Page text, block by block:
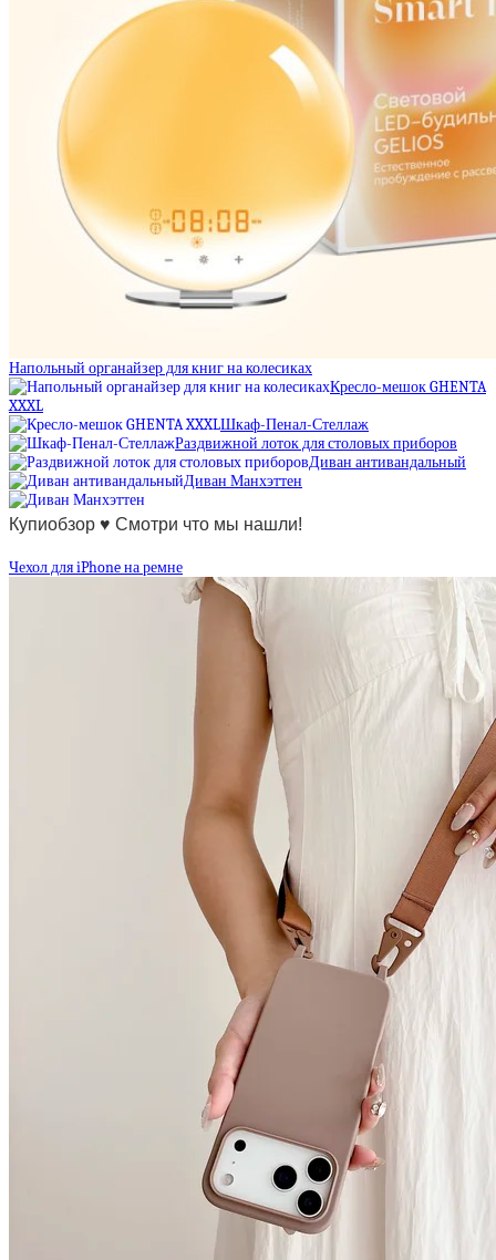
Напольный органайзер для книг на колесиках
Кресло-мешок GHENTA
XXXL
Шкаф-Пенал-Стеллаж
Раздвижной лоток для столовых приборов
Диван антивандальный
Диван Манхэттен
Купиобзор ♥ Смотри что мы нашли!
Чехол для iPhone на ремне